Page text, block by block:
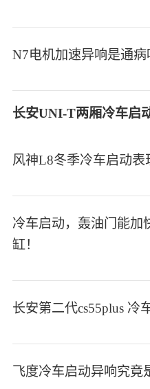
N7电机加速异响是通病
长安UNI-T两厢冷车启
风神L8冬季冷车启动表
冷车启动，轰油门能加
缸！
长安第二代cs55plus 冷
飞度冷车启动异响究竟